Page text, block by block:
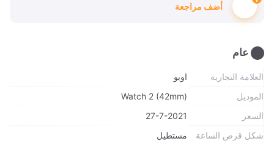
أضف مراجعة
عام
العلامة التجارية
اوبو
الموديل
Watch 2 (42mm)
السعر
27-7-2021
شكل قرص الساعة
مستطيل